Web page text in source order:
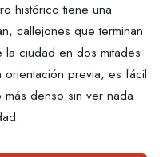
histórico tiene una
callejones que terminan
ciudad en dos mitades
orientación previa, es fácil
denso sin ver nada